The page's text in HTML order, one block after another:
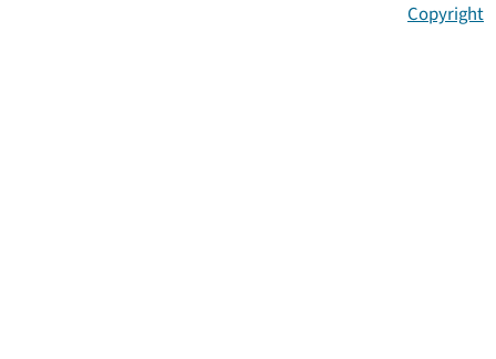
Copyright